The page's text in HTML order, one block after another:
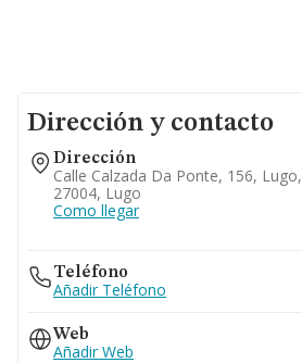
Dirección y contacto
Dirección
Calle Calzada Da Ponte, 156, Lugo,
27004, Lugo
Como llegar
Teléfono
Añadir Teléfono
Web
Añadir Web